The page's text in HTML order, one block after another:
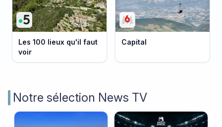
Les 100 lieux qu'il faut
voir
Capital
Notre sélection News TV